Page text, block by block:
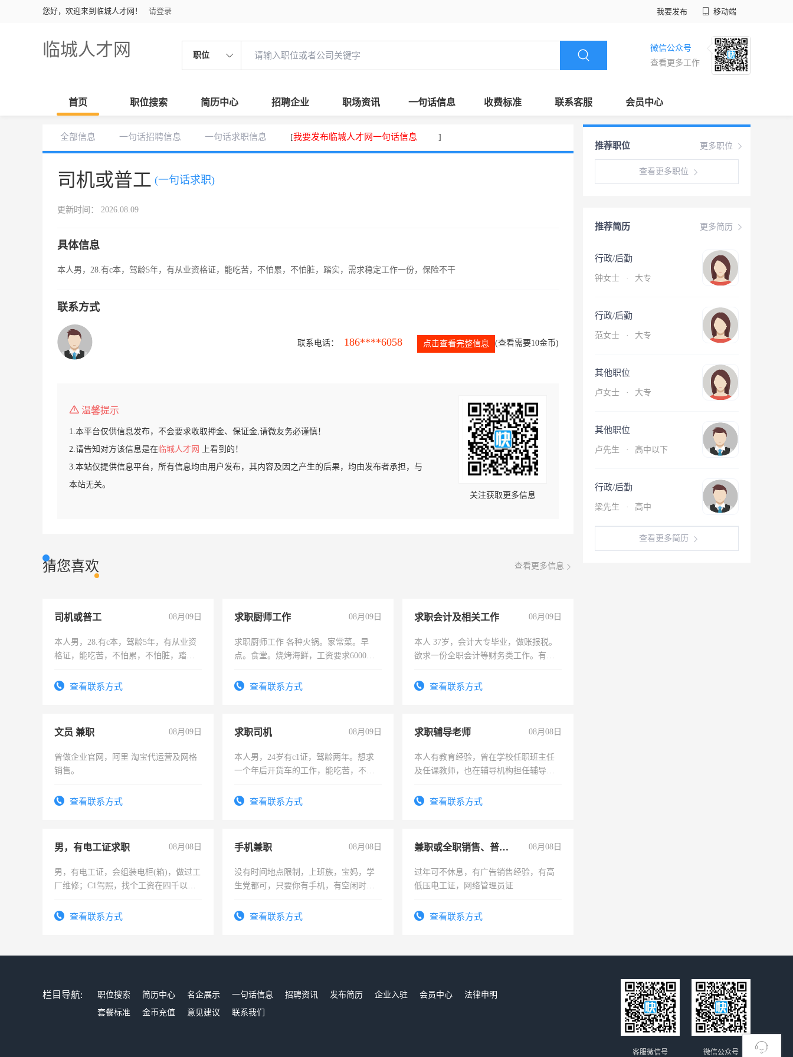
您好，欢迎来到临城人才网！ 请登录 我要发布 移动端
临城人才网 职位
微信公众号
查看更多工作
首页 职位搜索 简历中心 招聘企业 职场资讯 一句话信息 收费标准 联系客服 会员中心
全部信息 一句话招聘信息 一句话求职信息 [我要发布临城人才网一句话信息 ]
司机或普工 (一句话求职)
更新时间： 2026.08.09
具体信息
本人男，28.有c本，驾龄5年，有从业资格证，能吃苦，不怕累，不怕脏，踏实，需求稳定工作一份，保险不干
联系方式
联系电话： 186****6058 点击查看完整信息 (查看需要10金币)
温馨提示
1.本平台仅供信息发布，不会要求收取押金、保证金,请微友务必谨慎！
2.请告知对方该信息是在 临城人才网
上看到的！
3.本站仅提供信息平台，所有信息均由用户发布，其内容及因之产生的后果，均由发布者承担，与
本站无关。
关注获取更多信息
猜您喜欢 查看更多信息
司机或普工 08月09日
本人男，28.有c本，驾龄5年，有从业资
格证，能吃苦，不怕累，不怕脏，踏
查看联系方式
求职厨师工作 08月09日
求职厨师工作 各种火锅。家常菜。早
点。食堂。烧烤海鲜，工资要求6000以
查看联系方式
求职会计及相关工作 08月09日
本人 37岁，会计大专毕业，做账报税。
欲求一份全职会计等财务类工作。有会
查看联系方式
文员 兼职 08月09日
曾做企业官网，阿里 淘宝代运营及网格
销售。
查看联系方式
求职司机 08月09日
本人男，24岁有c1证，驾龄两年。想求
一个年后开货车的工作，能吃苦，不怕
查看联系方式
求职辅导老师 08月08日
本人有教育经验，曾在学校任职班主任
及任课教师，也在辅导机构担任辅导教
查看联系方式
男，有电工证求职 08月08日
男，有电工证，会组装电柜(箱)，做过工
厂维修；C1驾照，找个工资在四千以
电话查看联系方式
手机兼职 08月08日
没有时间地点限制，上班族，宝妈，学
生党都可，只要你有手机，有空闲时
勤快的四五十，每天挣零花钱没问题！
查看联系方式
兼职或全职销售、普工、维修 08月08日
过年可不休息，有广告销售经验，有高
低压电工证，网络管理员证
查看联系方式
更多职位
推荐职位
查看更多职位
更多简历
推荐简历
行政/后勤
钟女士 · 大专
行政/后勤
范女士 · 大专
其他职位
卢女士 · 大专
其他职位
卢先生 · 高中以下
行政/后勤
梁先生 · 高中
查看更多简历
栏目导航: 职位搜索 简历中心 名企展示 一句话信息 招聘资讯 发布简历 企业入驻 会员中心
法律申明
套餐标准
金币充值 意见建议 联系我们
微信公众号
客服微信号